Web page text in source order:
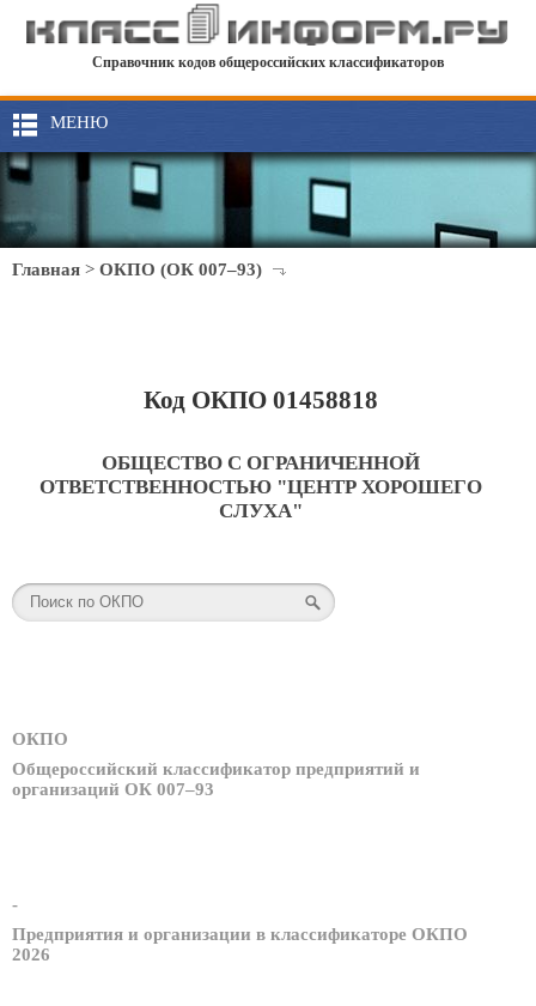
Справочник кодов общероссийских классификаторов
МЕНЮ
Главная > ОКПО (ОК 007–93)
Код ОКПО 01458818
ОБЩЕСТВО С ОГРАНИЧЕННОЙ
ОТВЕТСТВЕННОСТЬЮ "ЦЕНТР ХОРОШЕГО
СЛУХА"
ОКПО
Общероссийский классификатор предприятий и
организаций ОК 007–93
-
Предприятия и организации в классификаторе ОКПО
2026